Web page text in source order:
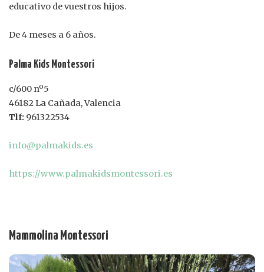
educativo de vuestros hijos.
De 4 meses a 6 años.
Palma Kids Montessori
c/600 nº5
46182 La Cañada, Valencia
Tlf: 961322534
info@palmakids.es
https://www.palmakidsmontessori.es
Mammolina Montessori